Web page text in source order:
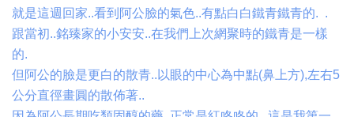
就是這週回家..看到阿公臉的氣色..有點白白鐵青鐵青的. .
跟當初..銘臻家的小安安..在我們上次網聚時的鐵青是一樣
的.
但阿公的臉是更白的散青..以眼的中心為中點(鼻上方),左右5
公分直徑畫圓的散佈著..